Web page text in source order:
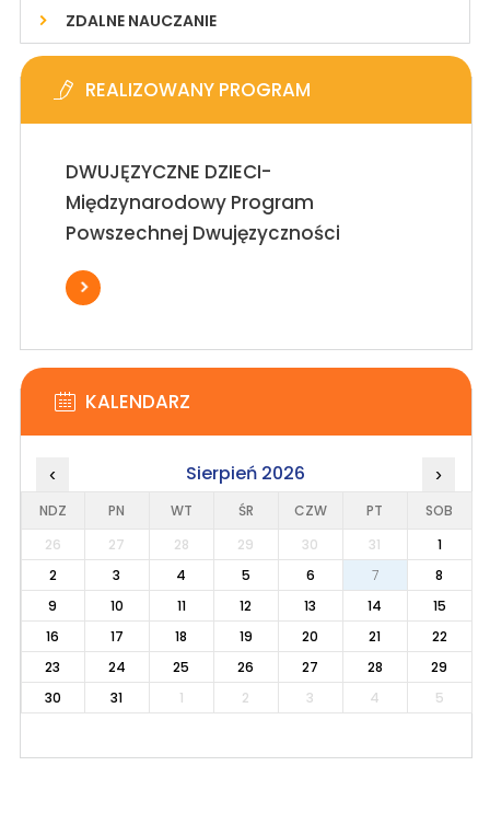
ZDALNE NAUCZANIE
REALIZOWANY PROGRAM
DWUJĘZYCZNE DZIECI-
Międzynarodowy Program
Powszechnej Dwujęzyczności
KALENDARZ
‹ Sierpień 2026 ›
NDZ PN WT ŚR CZW PT
SOB
26
27 28 29 30 31
1
2
3 4 5 6 7
8
9
10 11 12 13 14
15
16
17 18 19 20 21
22
23
24 25 26 27 28
29
30
31 1 2 3 4 5